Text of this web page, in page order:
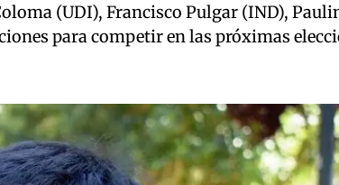
(UDI), Francisco Pulgar (IND),
para competir en las próximas